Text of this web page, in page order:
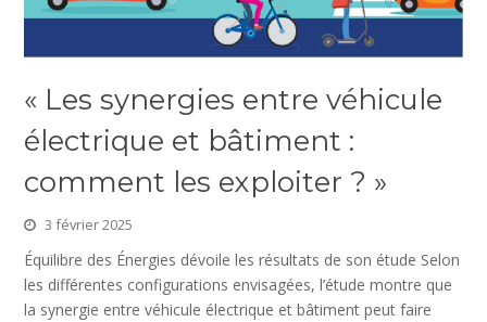
« Les synergies entre véhicule
électrique et bâtiment :
comment les exploiter ? »
3 février 2025
Équilibre des Énergies dévoile les résultats de son étude Selon
les différentes configurations envisagées, l’étude montre que
la synergie entre véhicule électrique et bâtiment peut faire